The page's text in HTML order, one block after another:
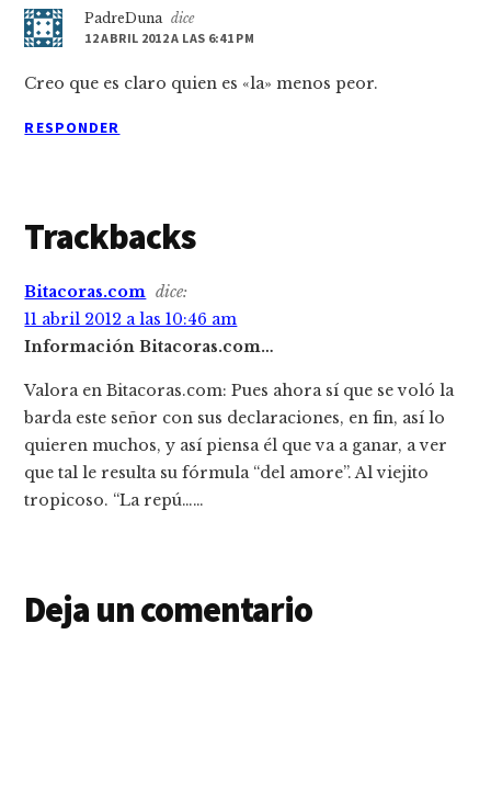
PadreDuna dice
12 ABRIL 2012 A LAS 6:41 PM
Creo que es claro quien es «la» menos peor.
RESPONDER
Trackbacks
Bitacoras.com dice:
11 abril 2012 a las 10:46 am
Información Bitacoras.com…
Valora en Bitacoras.com: Pues ahora sí que se voló la
barda este señor con sus declaraciones, en fin, así lo
quieren muchos, y así piensa él que va a ganar, a ver
que tal le resulta su fórmula “del amore”. Al viejito
tropicoso. “La repú……
Deja un comentario